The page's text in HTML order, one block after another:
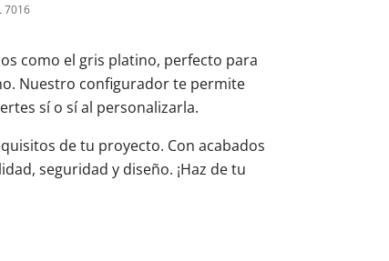
7016
como el gris platino, perfecto para
Nuestro configurador te permite
sí o sí al personalizarla.
de tu proyecto. Con acabados
seguridad y diseño. ¡Haz de tu